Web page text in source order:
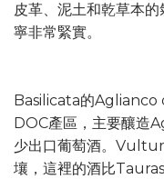
皮革、泥土和乾草本
寧非常緊實。
Basilicata的
DOC產區，主要釀造
少出口葡萄酒。
壤，這裡的酒比